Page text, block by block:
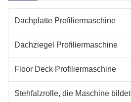
Dachplatte Profiliermaschine
Dachziegel Profiliermaschine
Floor Deck Profiliermaschine
Stehfalzrolle, die Maschine bildet